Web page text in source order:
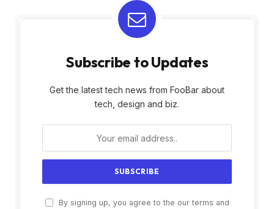
Subscribe to Updates
Get the latest tech news from FooBar about
tech, design and biz.
By signing up, you agree to the our terms and